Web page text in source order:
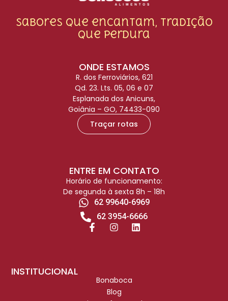
Sabores que encantam, tradição
que perdura
ONDE ESTAMOS
R. dos Ferroviários, 621
Qd. 23. Lts. 05, 06 e 07
Esplanada dos Anicuns,
Goiânia – GO, 74433-090
Traçar rotas
INSTITUCIONAL
Bonaboca
Blog
ENTRE EM CONTATO
Horário de funcionamento:
De segunda à sexta 8h – 18h
62 99640-6969
62 3954-6666